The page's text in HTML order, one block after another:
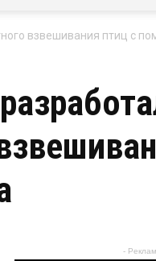
взвешивания птиц с
-